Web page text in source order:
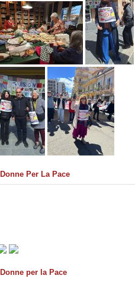
Per La Pace
per la Pace